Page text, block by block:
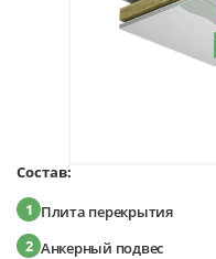
Состав:
1 Плита перекрытия
2 Анкерный подвес